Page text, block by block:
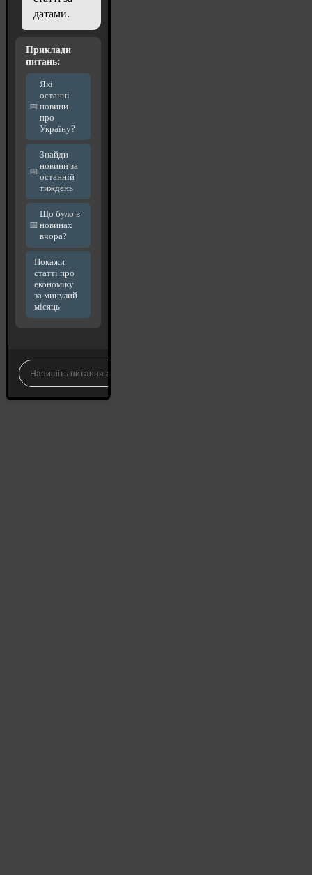
датами.
Приклади
питань:
Які
останні
новини
про
Україну?
Знайди
новини за
останній
тиждень
Що було в
новинах
вчора?
Покажи
статті про
економіку
за минулий
місяць